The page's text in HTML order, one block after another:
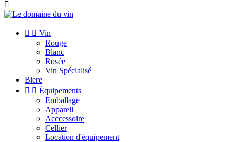

  Vin
Rouge
Blanc
Rosée
Vin Spécialisé
Biere
  Équipements
Emballage
Appareil
Acccessoire
Cellier
Location d'équipement